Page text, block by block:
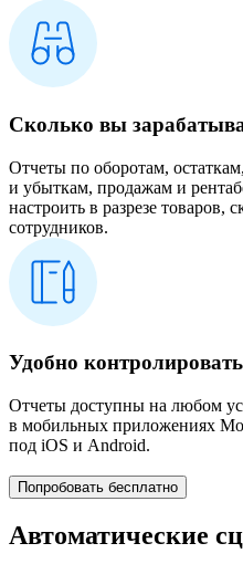
Сколько вы
Отчеты по оборотам,
и убыткам, продажам и
настроить в разрезе товаров,
сотрудников.
Удобно контролировать
Отчеты доступны на любом
в мобильных приложениях
под iOS и Android.
Попробовать бесплатно
Автоматические